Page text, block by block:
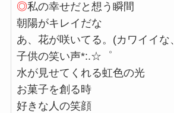
◎私の幸せだと想う瞬間
朝陽がキレイだな
あ、花が咲いてる。(カワイイな
子供の笑い声*:.☆゜
水が見せてくれる虹色の光
お菓子を創る時
好きな人の笑顔